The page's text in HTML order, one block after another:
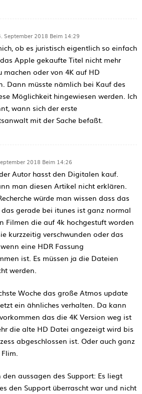
September 2018 Beim 14:29
ob es juristisch eigentlich so einfach
Apple gekaufte Titel nicht mehr
machen oder von 4K auf HD
Dann müsste nämlich bei Kauf des
Möglichkeit hingewiesen werden. Ich
wann sich der erste
mit der Sache befaßt.
2018 Beim 14:26
Autor hasst den Digitalen kauf.
man diesen Artikel nicht erklären.
würde man wissen dass das
gerade bei itunes ist ganz normal
Filmen die auf 4k hochgestuft worden
kurzzeitig verschwunden oder das
eine HDR Fassung
ist. Es müssen ja die Dateien
werden.
Woche das große Atmos update
ein ähnliches verhalten. Da kann
das die 4K Version weg ist
die alte HD Datei angezeigt wird bis
abgeschlossen ist. Oder auch ganz
den aussagen des Support: Es liegt
den Support überrascht war und nicht